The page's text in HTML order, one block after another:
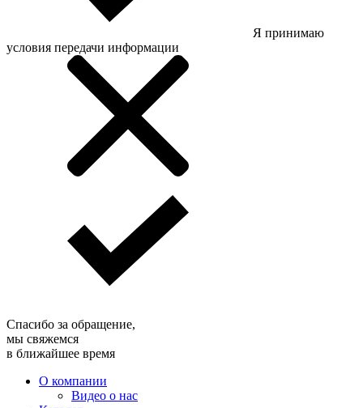
Я принимаю
условия передачи информации
Спасибо за обращение,
мы свяжемся
в ближайшее время
О компании
Видео о нас